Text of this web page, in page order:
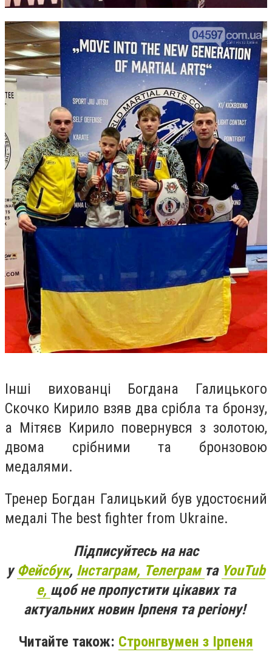
Інші вихованці Богдана Галицького
Скочко Кирило взяв два срібла та бронзу,
а Мітяєв Кирило повернувся з золотою,
двома срібними та бронзовою
медалями.
Тренер Богдан Галицький був удостоєний
медалі The best fighter from Ukraine.
Підписуйтесь на нас
уФейсбук, Інстаграм, Телеграм та YouTub
e, щоб не пропустити цікавих та
актуальних новин Ірпеня та регіону!
Читайте також: Стронгвумен з Ірпеня